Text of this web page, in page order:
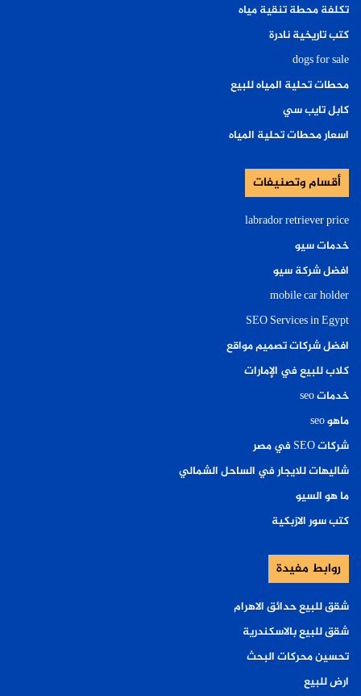
تكلفة محطة تنقية مياه
كتب تاريخية نادرة
dogs for sale
محطات تحلية المياه للبيع
كابل تايب سي
اسعار محطات تحلية المياه
أقسام وتصنيفات
labrador retriever price
خدمات سيو
افضل شركة سيو
mobile car holder
SEO Services in Egypt
افضل شركات تصميم مواقع
كلاب للبيع في الإمارات
خدمات seo
ماهو seo
شركات SEO في مصر
شاليهات للايجار في الساحل الشمالي
ما هو السيو
كتب سور الازبكية
روابط مفيدة
شقق للبيع حدائق الاهرام
شقق للبيع بالاسكندرية
تحسين محركات البحث
ارض للبيع